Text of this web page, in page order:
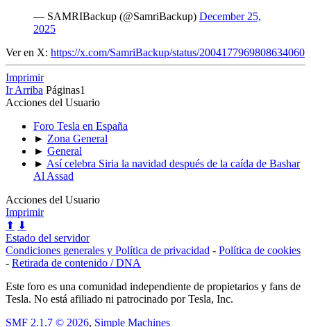
— SAMRIBackup (@SamriBackup) December 25,
2025
Ver en X: https://x.com/SamriBackup/status/2004177969808634060
Imprimir
Ir Arriba Páginas1
Acciones del Usuario
Foro Tesla en España
► Zona General
► General
► Así celebra Siria la navidad después de la caída de Bashar
Al Assad
Acciones del Usuario
Imprimir
⬆ ⬇
Estado del servidor
Condiciones generales y Política de privacidad - Política de cookies
- Retirada de contenido / DNA
Este foro es una comunidad independiente de propietarios y fans de
Tesla. No está afiliado ni patrocinado por Tesla, Inc.
SMF 2.1.7 © 2026, Simple Machines